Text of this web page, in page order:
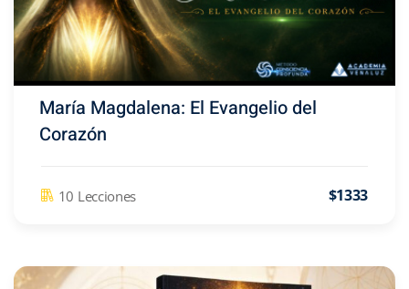
María Magdalena: El Evangelio del
Corazón
10 Lecciones $1333